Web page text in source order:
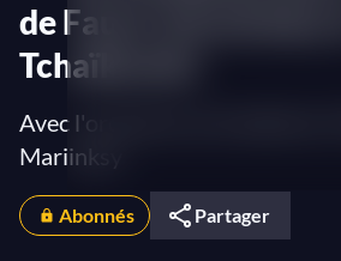
de Fauré, Stravinsky
Tchaïkovski
Avec l'orchestre et le ballet du
Mariinksy
Abonnés Partager